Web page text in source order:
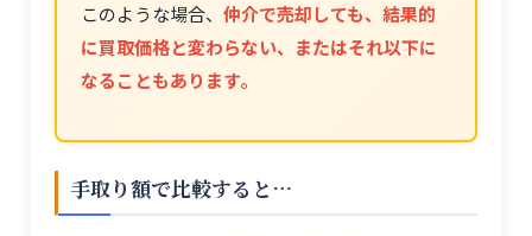
このような場合、 仲介で売却しても、結果的
に買取価格と変わらない、またはそれ以下に
なることもあります。
手取り額で比較すると…